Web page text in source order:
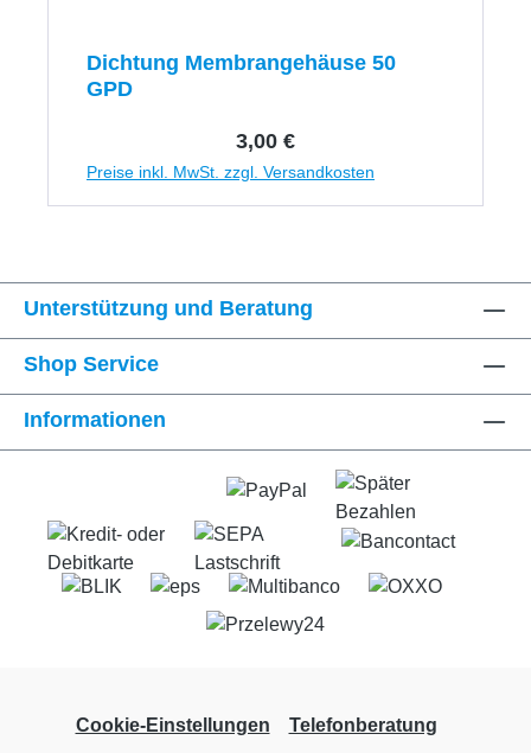
Dichtung Membrangehäuse 50
GPD
Regulärer Preis:
3,00 €
Preise inkl. MwSt. zzgl. Versandkosten
Unterstützung und Beratung
Shop Service
Informationen
Cookie-Einstellungen Telefonberatung